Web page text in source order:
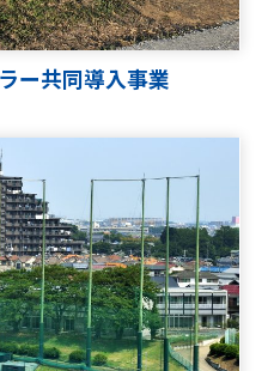
針 環境保護⽅針
ー共同導入事業